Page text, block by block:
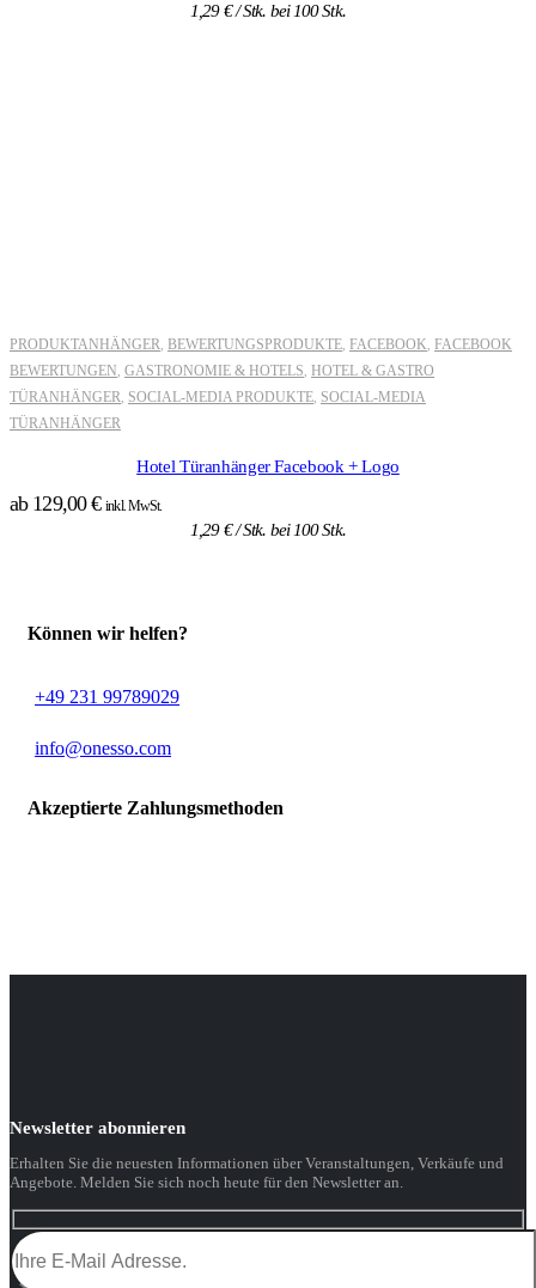
1,29€/ Stk. bei 100 Stk.
PRODUKTANHÄNGER BEWERTUNGSPRODUKTE FACEBOOK FACEBOOK
BEWERTUNGEN GASTRONOMIE & HOTELS HOTEL & GASTRO
TÜRANHÄNGER SOCIAL-MEDIA PRODUKTE SOCIAL-MEDIA
TÜRANHÄNGER
Hotel Türanhänger Facebook + Logo
ab 129,00€ inkl. MwSt.
1,29€/ Stk. bei 100 Stk.
Können wir helfen?
+49 231 99789029
info@onesso.com
Akzeptierte Zahlungsmethoden
Newsletter abonnieren
Erhalten Sie die neuesten Informationen über Veranstaltungen, Verkäufe und
Angebote. Melden Sie sich noch heute für den Newsletter an.